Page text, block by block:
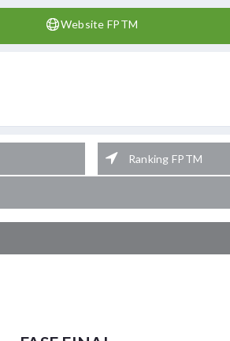
Website FPTM
Ranking FPTM